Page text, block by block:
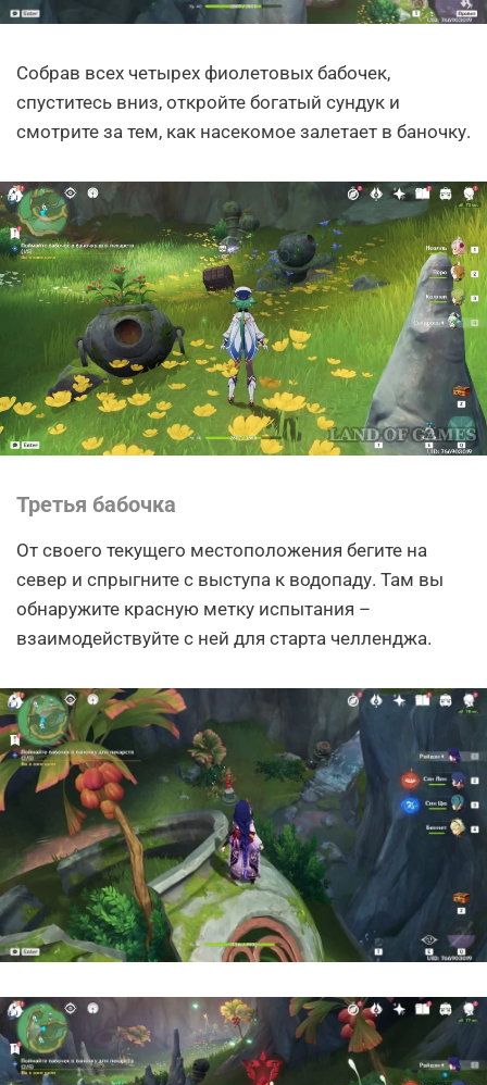
Собрав всех четырех фиолетовых бабочек,
спуститесь вниз, откройте богатый сундук и
смотрите за тем, как насекомое залетает в баночку.
Третья бабочка
От своего текущего местоположения бегите на
север и спрыгните с выступа к водопаду. Там вы
обнаружите красную метку испытания –
взаимодействуйте с ней для старта челленджа.